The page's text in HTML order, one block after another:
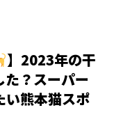
】2023年の干
た？スーパー
い熊本猫スポ